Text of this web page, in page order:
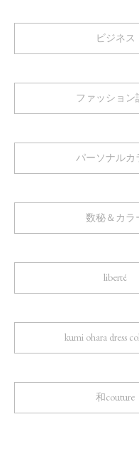
ビジネス
ファッション
パーソナルカ
数秘＆カラ
liberté
kumi ohara dress
和couture